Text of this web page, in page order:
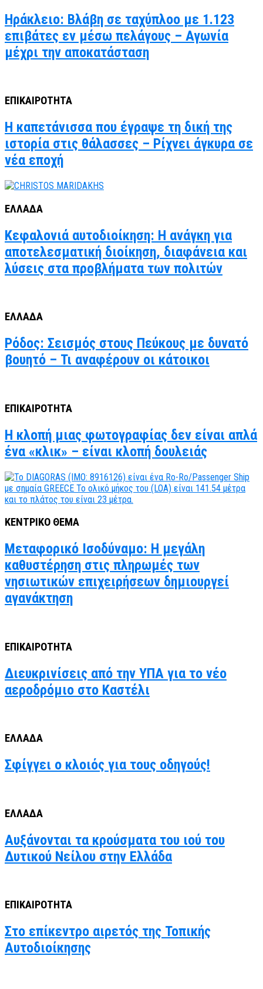
Ηράκλειο: Βλάβη σε ταχύπλοο με 1.123
επιβάτες εν μέσω πελάγους – Αγωνία
μέχρι την αποκατάσταση
ΕΠΙΚΑΙΡΟΤΗΤΑ
Η καπετάνισσα που έγραψε τη δική της
ιστορία στις θάλασσες – Ρίχνει άγκυρα σε
νέα εποχή
ΕΛΛΑΔΑ
Κεφαλονιά αυτοδιοίκηση: Η ανάγκη για
αποτελεσματική διοίκηση, διαφάνεια και
λύσεις στα προβλήματα των πολιτών
ΕΛΛΑΔΑ
Ρόδος: Σεισμός στους Πεύκους με δυνατό
βουητό – Τι αναφέρουν οι κάτοικοι
ΕΠΙΚΑΙΡΟΤΗΤΑ
Η κλοπή μιας φωτογραφίας δεν είναι απλά
ένα «κλικ» – είναι κλοπή δουλειάς
ΚΕΝΤΡΙΚΟ ΘΕΜΑ
Μεταφορικό Ισοδύναμο: Η μεγάλη
καθυστέρηση στις πληρωμές των
νησιωτικών επιχειρήσεων δημιουργεί
αγανάκτηση
ΕΠΙΚΑΙΡΟΤΗΤΑ
Διευκρινίσεις από την ΥΠΑ για το νέο
αεροδρόμιο στο Καστέλι
ΕΛΛΑΔΑ
Σφίγγει ο κλοιός για τους οδηγούς!
ΕΛΛΑΔΑ
Αυξάνονται τα κρούσματα του ιού του
Δυτικού Νείλου στην Ελλάδα
ΕΠΙΚΑΙΡΟΤΗΤΑ
Στο επίκεντρο αιρετός της Τοπικής
Αυτοδιοίκησης